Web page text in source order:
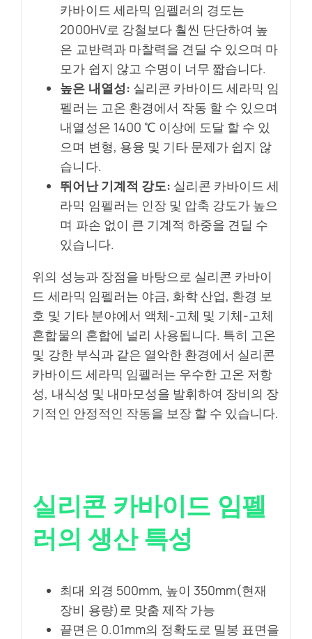
카바이드 세라믹 임펠러의 경도는
2000HV로 강철보다 훨씬 단단하여 높
은 교반력과 마찰력을 견딜 수 있으며 마
모가 쉽지 않고 수명이 너무 짧습니다.
높은 내열성: 실리콘 카바이드 세라믹 임
펠러는 고온 환경에서 작동 할 수 있으며
내열성은 1400 ℃ 이상에 도달 할 수 있
으며 변형, 용융 및 기타 문제가 쉽지 않
습니다.
뛰어난 기계적 강도: 실리콘 카바이드 세
라믹 임펠러는 인장 및 압축 강도가 높으
며 파손 없이 큰 기계적 하중을 견딜 수
있습니다.
위의 성능과 장점을 바탕으로 실리콘 카바이
드 세라믹 임펠러는 야금, 화학 산업, 환경 보
호 및 기타 분야에서 액체-고체 및 기체-고체
혼합물의 혼합에 널리 사용됩니다. 특히 고온
및 강한 부식과 같은 열악한 환경에서 실리콘
카바이드 세라믹 임펠러는 우수한 고온 저항
성, 내식성 및 내마모성을 발휘하여 장비의 장
기적인 안정적인 작동을 보장 할 수 있습니다.
실리콘 카바이드 임펠
러의 생산 특성
최대 외경 500mm, 높이 350mm(현재
장비 용량)로 맞춤 제작 가능
끝면은 0.01mm의 정확도로 밀봉 표면을